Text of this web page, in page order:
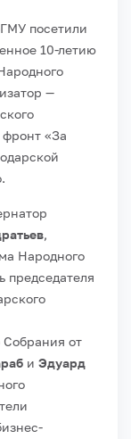
посетили
10-летию
—
«За
,
Народного
председателя
Собрания от
и Эдуард